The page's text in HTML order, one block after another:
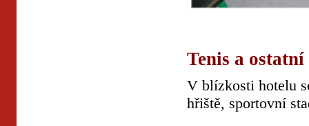
Tenis a
V blízkosti hotelu
hřiště, sportovní